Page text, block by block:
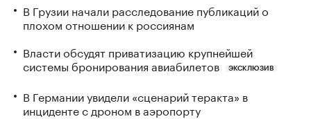
В Грузии начали расследование публикаций о
плохом отношении к россиянам
Власти обсудят приватизацию крупнейшей
системы бронирования авиабилетов
ЭКСКЛЮЗИВ
В Германии увидели «сценарий теракта» в
инциденте с дроном в аэропорту